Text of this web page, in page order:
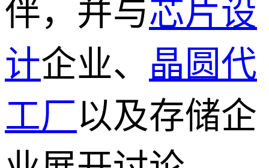
伴，并与芯片设
计企业、 晶圆代
工厂以及存储企